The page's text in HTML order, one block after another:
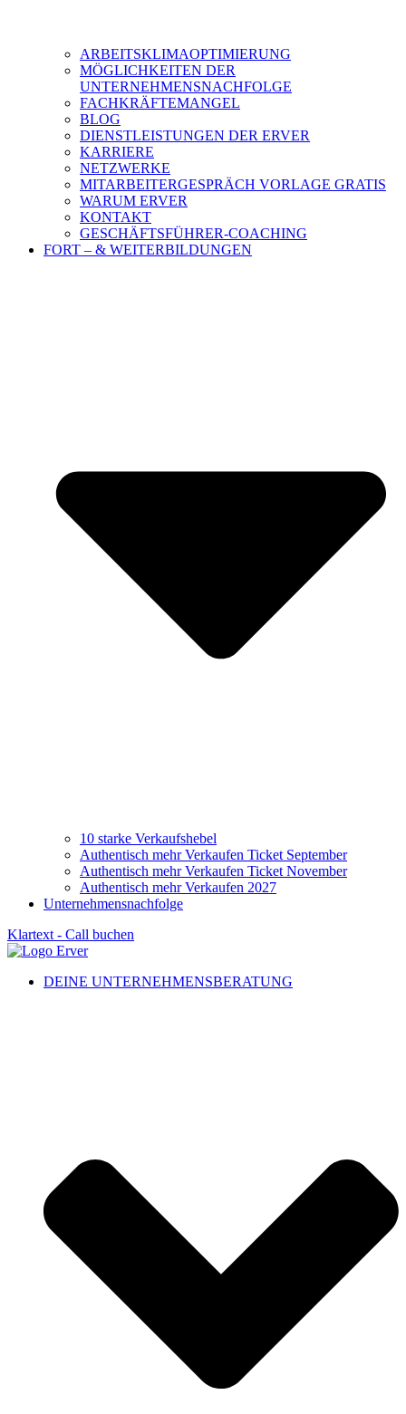
ARBEITSKLIMAOPTIMIERUNG
MÖGLICHKEITEN DER
UNTERNEHMENSNACHFOLGE
FACHKRÄFTEMANGEL
BLOG
DIENSTLEISTUNGEN DER ERVER
KARRIERE
NETZWERKE
MITARBEITERGESPRÄCH VORLAGE GRATIS
WARUM ERVER
KONTAKT
GESCHÄFTSFÜHRER-COACHING
FORT – & WEITERBILDUNGEN
10 starke Verkaufshebel
Authentisch mehr Verkaufen Ticket September
Authentisch mehr Verkaufen Ticket November
Authentisch mehr Verkaufen 2027
Unternehmensnachfolge
Klartext - Call buchen
DEINE UNTERNEHMENSBERATUNG